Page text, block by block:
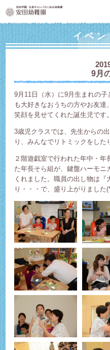
広島市中区の安田幼稚園
イベン
9月
9月11日（水）に9月生まれの
も大好きなおうちの方やお友
笑顔を見せてくれた誕生児です。
3歳児クラスでは、先生からの
り、みんなでリトミックをし
２階遊戯室で行われた年中・
た年長そら組が、鍵盤ハーモニ
くれました。職員の出し物は
り・・・で、盛り上がりました